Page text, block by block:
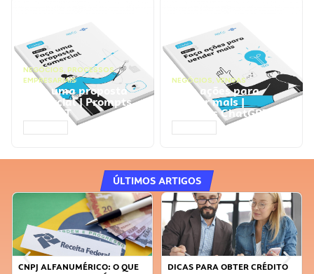
NEGÓCIOS, PROCESSOS
EMPRESARIAIS
Faça uma proposta
comercial | Prompts
ChatGPT
NEGÓCIOS, VENDAS
Faça ações para
vender mais |
Prompts ChatGPT
ÚLTIMOS ARTIGOS
DICAS PARA OBTER CRÉDITO
FAÇA A DIFERENÇA: SEJA